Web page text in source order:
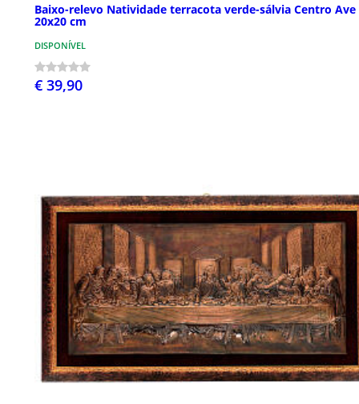
Baixo-relevo Natividade terracota verde-sálvia Centro Ave
20x20 cm
DISPONÍVEL
€ 39,90